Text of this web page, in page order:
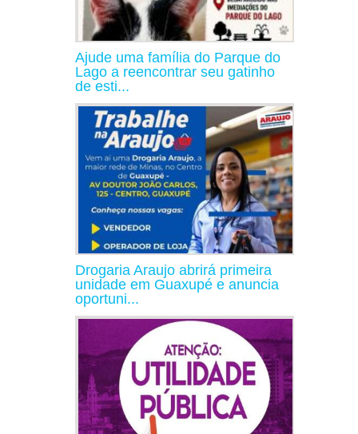
Ajude uma família do Parque do
Lago a reencontrar seu gatinho
de esti...
Drogaria Araujo abrirá primeira
unidade em Guaxupé e anuncia
oportuni...